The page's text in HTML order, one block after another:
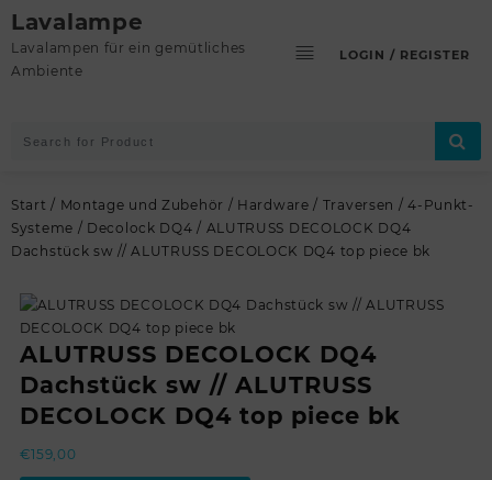
Skip
to
content
Lavalampe
Lavalampen für ein gemütliches
Ambiente
LOGIN / REGISTER
Start / Montage und Zubehör / Hardware / Traversen /4-Punkt-
Systeme / Decolock DQ4 / ALUTRUSS DECOLOCK DQ4
Dachstück sw // ALUTRUSS DECOLOCK DQ4 top piece bk
ALUTRUSS DECOLOCK DQ4
Dachstück sw // ALUTRUSS
DECOLOCK DQ4 top piece bk
€159,00